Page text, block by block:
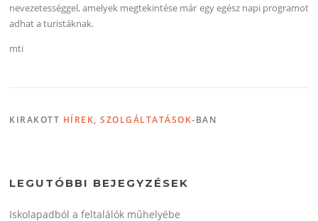
nevezetességgel, amelyek megtekintése már egy egész napi programot
adhat a turistáknak.
mti
KIRAKOTT HÍREK,SZOLGÁLTATÁSOK-BAN
LEGUTÓBBI BEJEGYZÉSEK
Iskolapadból a feltalálók műhelyébe